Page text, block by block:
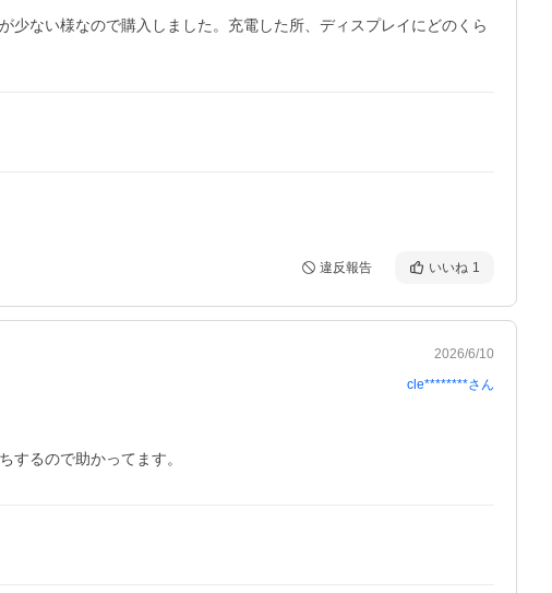
ない様なので購入しました。充電した所、ディスプレイにどのくら
違反報告 いいね 1
2026/6/10
cle********さん
するので助かってます。